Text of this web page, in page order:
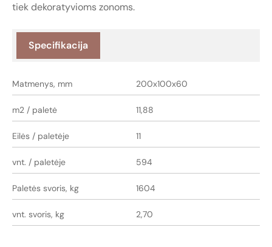
tiek dekoratyvioms zonoms.
Specifikacija
Matmenys, mm 200x100x60
m2 / paletė 11,88
Eilės / paletėje 11
vnt. / paletėje 594
Paletės svoris, kg 1604
vnt. svoris, kg 2,70